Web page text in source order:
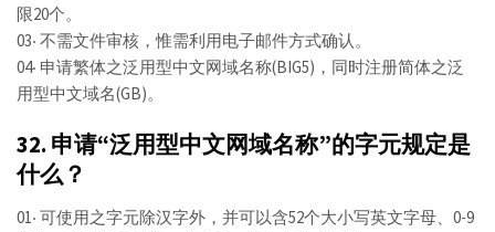
限20个。
03‧ 不需文件审核，惟需利用电子邮件方式确认。
04‧ 申请繁体之泛用型中文网域名称(BIG5)，同时注册简体之泛
用型中文域名(GB)。
32. 申请“泛用型中文网域名称”的字元规定是
什么？
01‧ 可使用之字元除汉字外，并可以含52个大小写英文字母、0-9